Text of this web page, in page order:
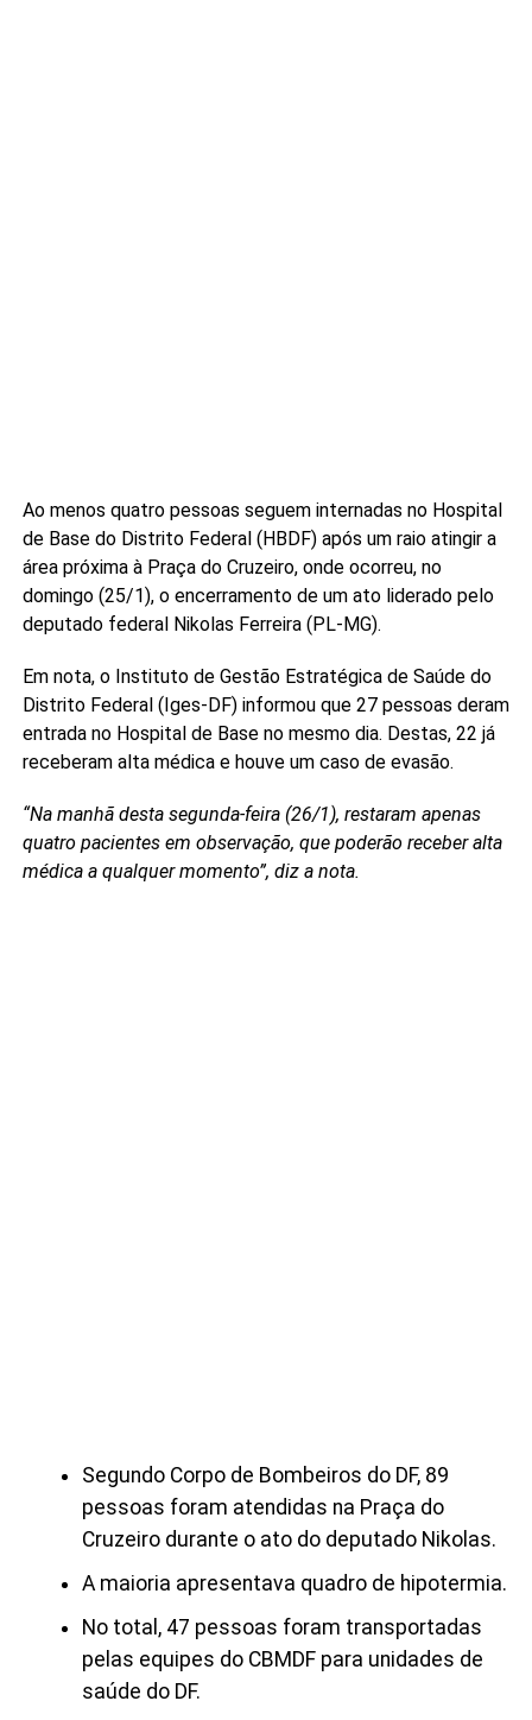
Ao menos quatro pessoas seguem internadas no Hospital
de Base do Distrito Federal (HBDF) após um raio atingir a
área próxima à Praça do Cruzeiro, onde ocorreu, no
domingo (25/1), o encerramento de um ato liderado pelo
deputado federal Nikolas Ferreira (PL-MG).
Em nota, o Instituto de Gestão Estratégica de Saúde do
Distrito Federal (Iges-DF) informou que 27 pessoas deram
entrada no Hospital de Base no mesmo dia. Destas, 22 já
receberam alta médica e houve um caso de evasão.
“Na manhã desta segunda-feira (26/1), restaram apenas
quatro pacientes em observação, que poderão receber alta
médica a qualquer momento”, diz a nota.
Segundo Corpo de Bombeiros do DF, 89
pessoas foram atendidas na Praça do
Cruzeiro durante o ato do deputado Nikolas.
A maioria apresentava quadro de hipotermia.
No total, 47 pessoas foram transportadas
pelas equipes do CBMDF para unidades de
saúde do DF.